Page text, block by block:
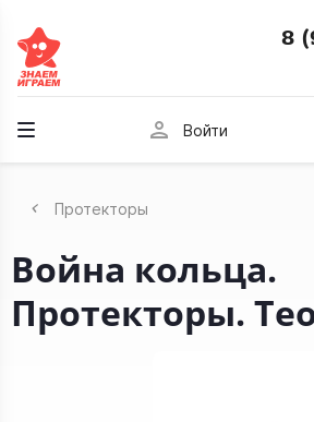
8
person Войти
Протекторы
Война кольца.
Протекторы.